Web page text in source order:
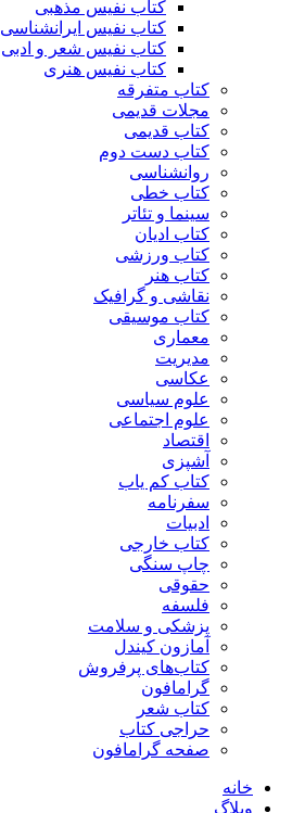
کتاب نفیس مذهبی
کتاب نفیس ایرانشناسی
کتاب نفیس شعر و ادبی
کتاب نفیس هنری
کتاب متفرقه
مجلات قدیمی
کتاب قدیمی
کتاب دست دوم
روانشناسی
کتاب خطی
سینما و تئاتر
کتاب ادیان
کتاب ورزشی
کتاب هنر
نقاشی و گرافیک
کتاب موسیقی
معماری
مدیریت
عکاسی
علوم سیاسی
علوم اجتماعی
اقتصاد
آشپزی
کتاب کم یاب
سفرنامه
ادبیات
کتاب خارجی
چاپ سنگی
حقوقی
فلسفه
پزشکی و سلامت
آمازون کیندل
کتاب‌های پرفروش
گرامافون
کتاب شعر
حراجی کتاب
صفحه گرامافون
خانه
وبلاگ